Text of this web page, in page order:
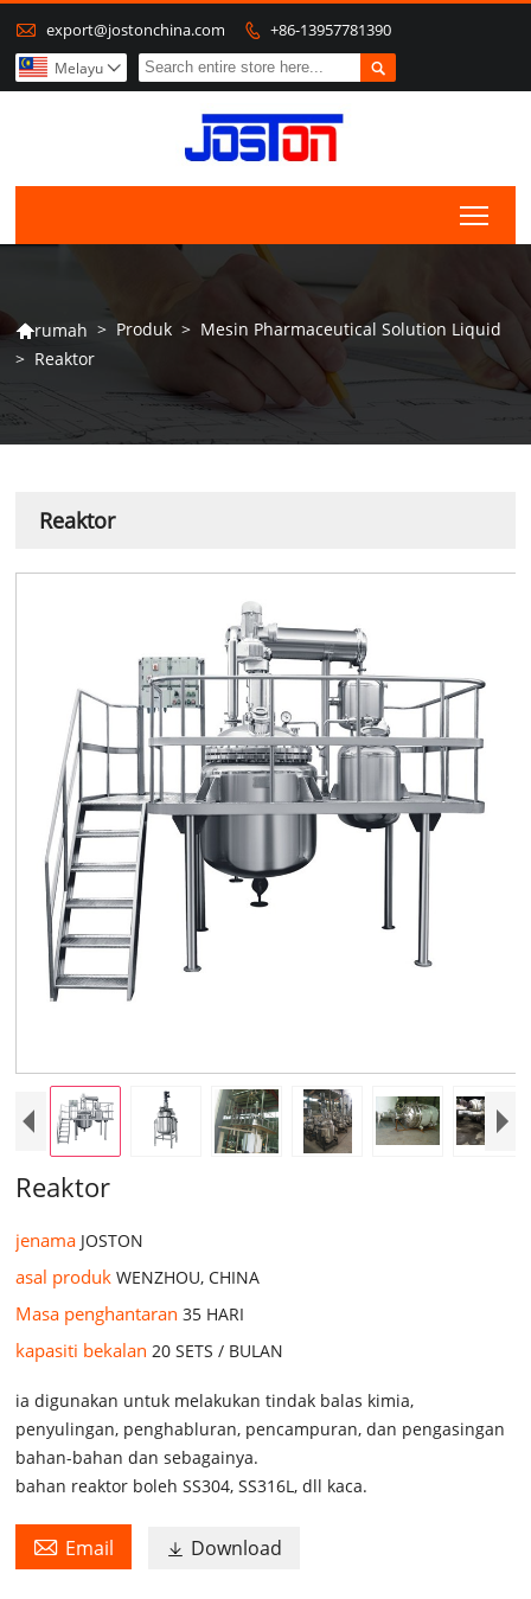
 export@jostonchina.com  +86-13957781390

Melayu 
rumah > Produk > Mesin Pharmaceutical Solution Liquid
> Reaktor
Reaktor
Reaktor
jenama JOSTON
asal produkWENZHOU, CHINA
Masa penghantaran35 HARI
kapasiti bekalan 20 SETS / BULAN
ia digunakan untuk melakukan tindak balas kimia,
penyulingan, penghabluran, pencampuran, dan pengasingan
bahan-bahan dan sebagainya.
bahan reaktor boleh SS304, SS316L, dll kaca.
 Email  Download